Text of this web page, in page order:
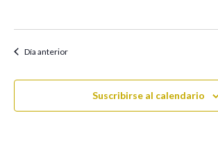
Día anterior
Suscribirse al calendario